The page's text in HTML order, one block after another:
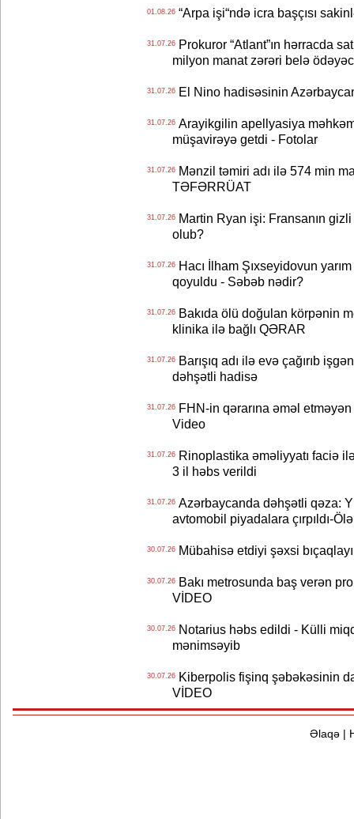
01.08.26“Arpa işi“ndə icra başçısı
31.07.26Prokuror “Atlant”ın hərracda
milyon manat zərəri belə
31.07.26El Nino hadisəsinin
31.07.26Arayikgilin apellyasiya
müşavirəyə getdi - Fotolar
31.07.26Mənzil təmiri adı ilə 574 min
TƏFƏRRÜAT
31.07.26Martin Ryan işi: Fransanın gizli
olub?
31.07.26Hacı İlham Şıxseyidovun
qoyuldu - Səbəb nədir?
31.07.26Bakıda ölü doğulan körpənin
klinika ilə bağlı QƏRAR
31.07.26Barışıq adı ilə evə çağırıb
dəhşətli hadisə
31.07.26FHN-in qərarına əməl
Video
31.07.26Rinoplastika əməliyyatı faciə
3 il həbs verildi
31.07.26Azərbaycanda dəhşətli qəza:
avtomobil piyadalara çırpıldı-
30.07.26Mübahisə etdiyi şəxsi
30.07.26Bakı metrosunda baş verən
VİDEO
30.07.26Notarius həbs edildi - Külli
mənimsəyib
30.07.26Kiberpolis fişinq şəbəkəsinin
VİDEO
Əlaqə|